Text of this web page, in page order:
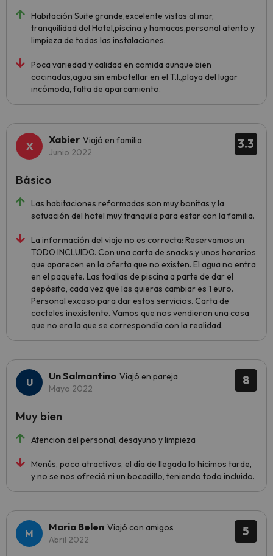
Habitación Suite grande,excelente vistas al mar,
tranquilidad del Hotel,piscina y hamacas,personal atento y
limpieza de todas las instalaciones.
Poca variedad y calidad en comida aunque bien
cocinadas,agua sin embotellar en el T.I.,playa del lugar
incómoda, falta de aparcamiento.
3.3
Xabier Viajó en familia
Junio 2022
Las habitaciones reformadas son muy bonitas y la
sotuación del hotel muy tranquila para estar con la familia.
La información del viaje no es correcta: Reservamos un
TODO INCLUIDO. Con una carta de snacks y unos horarios
que aparecen en la oferta que no existen. El agua no entra
en el paquete. Las toallas de piscina a parte de dar el
depósito, cada vez que las quieras cambiar es 1 euro.
Personal excaso para dar estos servicios. Carta de
cocteles inexistente. Vamos que nos vendieron una cosa
que no era la que se correspondía con la realidad.
Básico
8
Un Salmantino Viajó en pareja
Mayo 2022
Atencion del personal, desayuno y limpieza
Menús, poco atractivos, el día de llegada lo hicimos tarde,
y no se nos ofreció ni un bocadillo, teniendo todo incluido.
Muy bien
5
Maria Belen Viajó con amigos
Abril 2022